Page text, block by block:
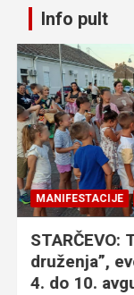
Info pult
MANIFESTACIJE
STARČEVO:
druženja”,
4. do 10.